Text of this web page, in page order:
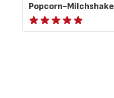
Popcorn-Milchshake
ratings.NaN